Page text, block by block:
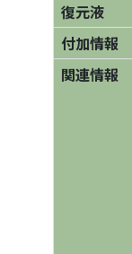
復元液
付加情報
関連情報